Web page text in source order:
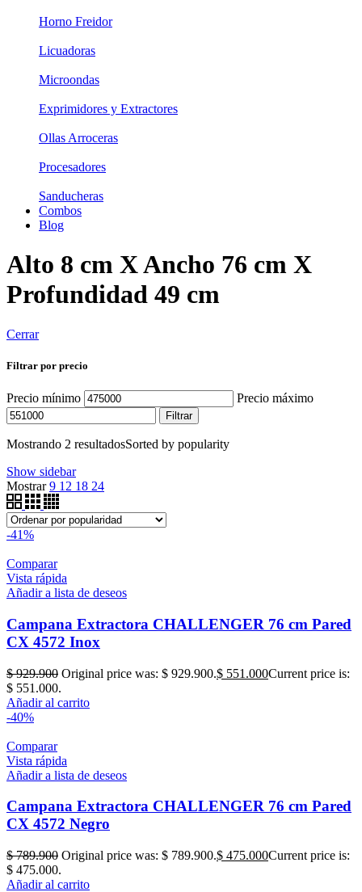
Horno Freidor
Licuadoras
Microondas
Exprimidores y Extractores
Ollas Arroceras
Procesadores
Sanducheras
Combos
Blog
Alto 8 cm X Ancho 76 cm X
Profundidad 49 cm
Cerrar
Filtrar por precio
Precio mínimo Precio máximo
Filtrar
Mostrando 2 resultadosSorted by popularity
Show sidebar
Mostrar9 12 18 24
-41%
Comparar
Vista rápida
Añadir a lista de deseos
Campana Extractora CHALLENGER 76 cm Pared
CX 4572 Inox
$929.900 Original price was: $ 929.900.$ 551.000Current price is:
$ 551.000.
Añadir al carrito
-40%
Comparar
Vista rápida
Añadir a lista de deseos
Campana Extractora CHALLENGER 76 cm Pared
CX 4572 Negro
$789.900 Original price was: $ 789.900.$ 475.000Current price is:
$ 475.000.
Añadir al carrito